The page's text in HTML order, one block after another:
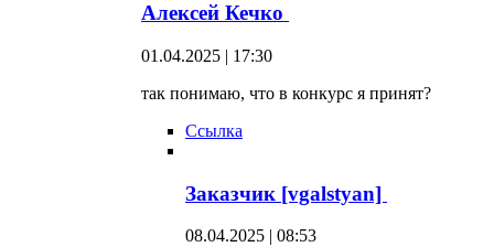
Алексей Кечко
01.04.2025 | 17:30
так понимаю, что в конкурс я принят?
Ссылка
Заказчик [vgalstyan]
08.04.2025 | 08:53